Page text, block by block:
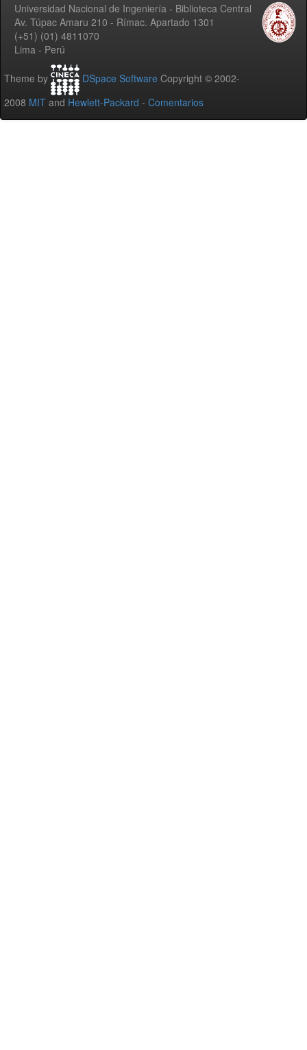
Universidad Nacional de Ingeniería - Biblioteca Central
Av. Túpac Amaru 210 - Rímac. Apartado 1301
(+51) (01) 4811070
Lima - Perú
Theme by DSpace Software Copyright © 2002-
2008 MIT and Hewlett-Packard - Comentarios